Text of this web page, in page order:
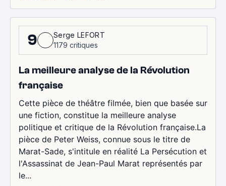
9
Serge LEFORT
1179 critiques
La meilleure analyse de la Révolution
française
Cette pièce de théâtre filmée, bien que basée sur
une fiction, constitue la meilleure analyse
politique et critique de la Révolution française.La
pièce de Peter Weiss, connue sous le titre de
Marat-Sade, s'intitule en réalité La Persécution et
l'Assassinat de Jean-Paul Marat représentés par
le...